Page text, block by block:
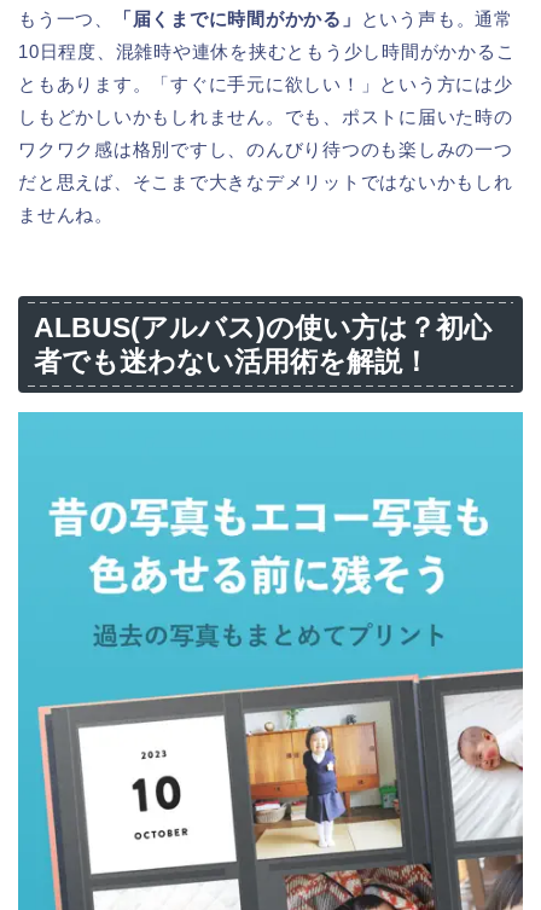
もう一つ、 「届くまでに時間がかかる」
という声も。通常
10日程度、混雑時や連休を挟むともう少し時間がかかるこ
ともあります。「すぐに手元に欲しい！」という方には少
しもどかしいかもしれません。でも、ポストに届いた時の
ワクワク感は格別ですし、のんびり待つのも楽しみの一つ
だと思えば、そこまで大きなデメリットではないかもしれ
ませんね。
ALBUS(アルバス)の使い方は？初心
者でも迷わない活用術を解説！